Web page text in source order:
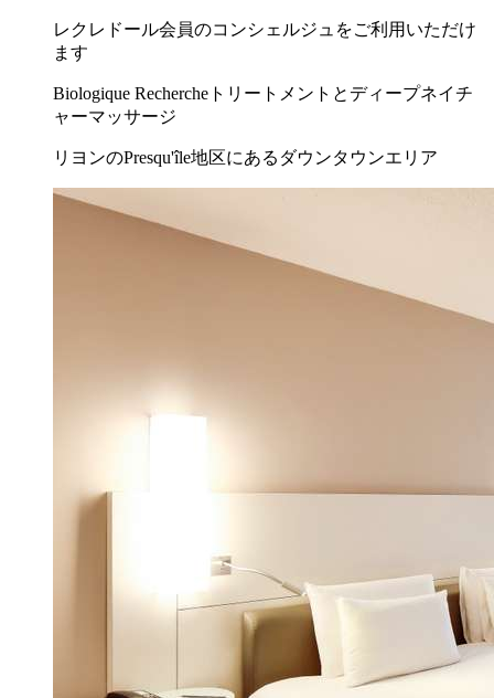
レクレドール会員のコンシェルジュをご利用いただけ
ます
Biologique Rechercheトリートメントとディープネイチ
ャーマッサージ
リヨンのPresqu'île地区にあるダウンタウンエリア